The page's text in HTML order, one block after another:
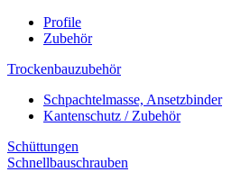
Profile
Zubehör
Trockenbauzubehör
Schpachtelmasse, Ansetzbinder
Kantenschutz / Zubehör
Schüttungen
Schnellbauschrauben